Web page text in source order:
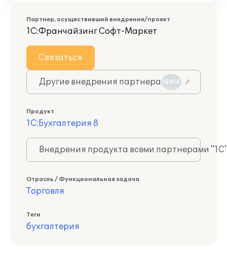
Партнер, осуществивший внедрение/проект
1С:Франчайзинг Софт-Маркет
Связаться
Другие внедрения партнера 12616
Продукт
1С:Бухгалтерия 8
Внедрения продукта всеми партнерами
Отрасль / Функциональная задача
Торговля
Теги
бухгалтерия